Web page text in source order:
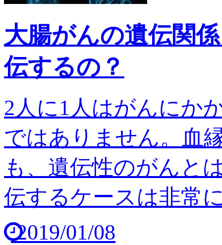
大腸がんの遺伝関
伝するの？
2人に1人はがんにか
ではありません。血
も、遺伝性のがんと
伝するケースは非常
2019/01/08